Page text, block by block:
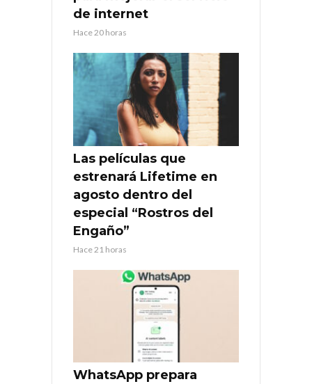
de internet
Hace 20 horas
Las películas que
estrenará Lifetime en
agosto dentro del
especial “Rostros del
Engaño”
Hace 21 horas
WhatsApp prepara